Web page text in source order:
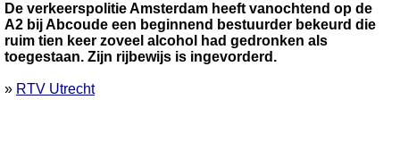
De verkeerspolitie Amsterdam heeft vanochtend op de
A2 bij Abcoude een beginnend bestuurder bekeurd die
ruim tien keer zoveel alcohol had gedronken als
toegestaan. Zijn rijbewijs is ingevorderd.
» RTV Utrecht